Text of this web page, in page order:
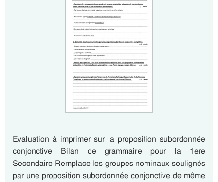
Evaluation à imprimer sur la proposition subordonnée
conjonctive Bilan de grammaire pour la 1ere
Secondaire Remplace les groupes nominaux soulignés
par une proposition subordonnée conjonctive de même